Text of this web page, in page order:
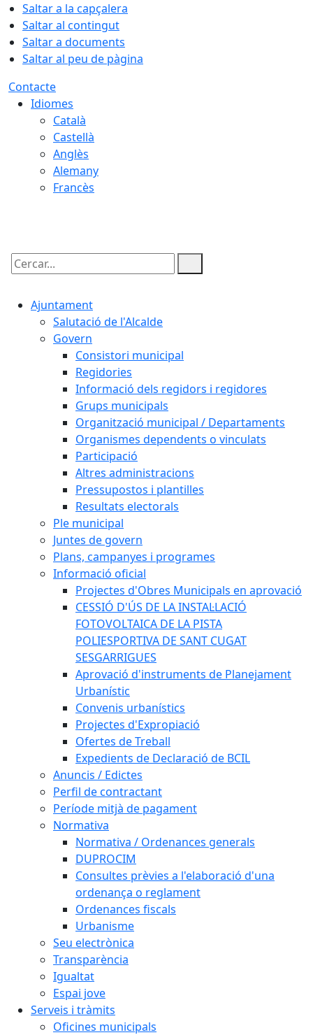
Saltar a la capçalera
Saltar al contingut
Saltar a documents
Saltar al peu de pàgina
Contacte
Idiomes
Català
Castellà
Anglès
Alemany
Francès
Cercar:
Ajuntament
Salutació de l'Alcalde
Govern
Consistori municipal
Regidories
Informació dels regidors i regidores
Grups municipals
Organització municipal / Departaments
Organismes dependents o vinculats
Participació
Altres administracions
Pressupostos i plantilles
Resultats electorals
Ple municipal
Juntes de govern
Plans, campanyes i programes
Informació oficial
Projectes d'Obres Municipals en aprovació
CESSIÓ D'ÚS DE LA INSTAL·LACIÓ
FOTOVOLTAICA DE LA PISTA
POLIESPORTIVA DE SANT CUGAT
SESGARRIGUES
Aprovació d'instruments de Planejament
Urbanístic
Convenis urbanístics
Projectes d'Expropiació
Ofertes de Treball
Expedients de Declaració de BCIL
Anuncis / Edictes
Perfil de contractant
Període mitjà de pagament
Normativa
Normativa / Ordenances generals
DUPROCIM
Consultes prèvies a l'elaboració d'una
ordenança o reglament
Ordenances fiscals
Urbanisme
Seu electrònica
Transparència
Igualtat
Espai jove
Serveis i tràmits
Oficines municipals